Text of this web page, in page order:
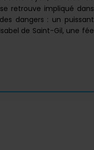
retrouve impliqué dans
dangers : un puissant
de Saint-Gil, une fée